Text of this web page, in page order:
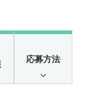
応募方法